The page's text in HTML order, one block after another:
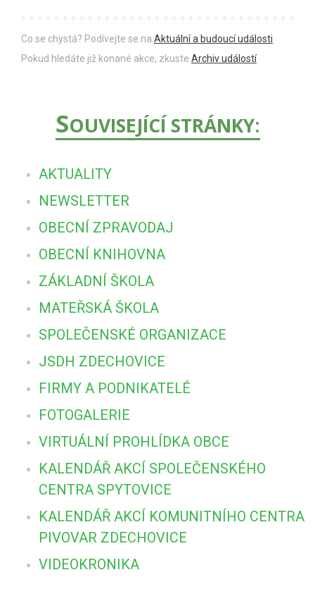
Co se chystá? Podívejte se na Aktuální a budoucí události
Pokud hledáte již konané akce, zkuste Archiv událostí
SOUVISEJÍCÍ STRÁNKY:
AKTUALITY
NEWSLETTER
OBECNÍ ZPRAVODAJ
OBECNÍ KNIHOVNA
ZÁKLADNÍ ŠKOLA
MATEŘSKÁ ŠKOLA
SPOLEČENSKÉ ORGANIZACE
JSDH ZDECHOVICE
FIRMY A PODNIKATELÉ
FOTOGALERIE
VIRTUÁLNÍ PROHLÍDKA OBCE
KALENDÁŘ AKCÍ SPOLEČENSKÉHO
CENTRA SPYTOVICE
KALENDÁŘ AKCÍ KOMUNITNÍHO CENTRA
PIVOVAR ZDECHOVICE
VIDEOKRONIKA